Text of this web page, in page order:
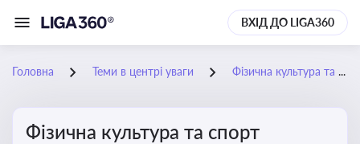
ВХІД ДО LIGA360
Головна Теми в центрі уваги Фізична культура та спорт
Фізична культура та спорт